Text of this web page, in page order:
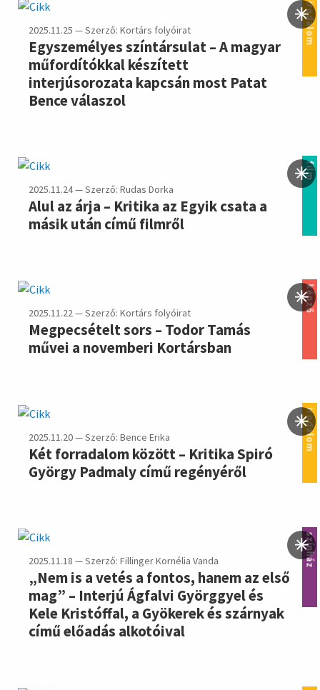
irodalom
2025.11.25 — Szerző: Kortárs folyóirat
Egyszemélyes színtársulat – A magyar
műfordítókkal készített
interjúsorozata kapcsán most Patat
Bence válaszol
film
2025.11.24 — Szerző: Rudas Dorka
Alul az árja – Kritika az Egyik csata a
másik után című filmről
képző
2025.11.22 — Szerző: Kortárs folyóirat
Megpecsételt sors – Todor Tamás
művei a novemberi Kortársban
irodalom
2025.11.20 — Szerző: Bence Erika
Két forradalom között – Kritika Spiró
György Padmaly című regényéről
színház
2025.11.18 — Szerző: Fillinger Kornélia Vanda
„Nem is a vetés a fontos, hanem az első
mag” – Interjú Ágfalvi Györggyel és
Kele Kristóffal, a Gyökerek és szárnyak
című előadás alkotóival